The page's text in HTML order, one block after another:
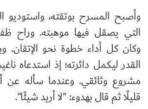
وأصبح المسرح بوتقته، واستوديو
التي يصقل فيها موهبته. وراح
وكان كل أداء خطوة نحو الإتقان.
القدر ليكمل دائرته؛ إذ استدعاه
مشروع وثائقي. وعندما سأله عن
قليلًا ثم قال بهدوء: "لا أريد شيئًا".